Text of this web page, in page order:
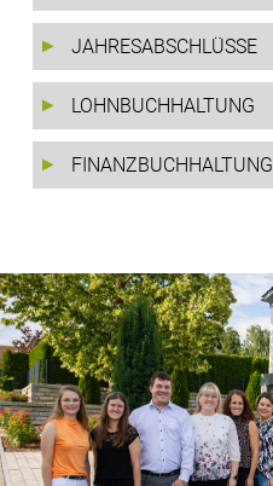
JAHRESABSCHLÜSSE
LOHNBUCHHALTUNG
FINANZBUCHHALTUNG